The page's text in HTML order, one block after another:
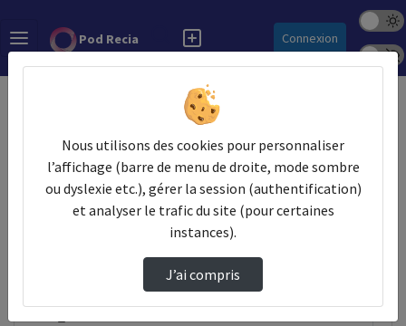
Pod Recia Rechercher Connexion
Mode
Police
Filtres
Types
Nous utilisons des cookies pour personnaliser
l’affichage (barre de menu de droite, mode sombre
ou dyslexie etc.), gérer la session (authentification)
et analyser le trafic du site (pour certaines
instances).
J’ai compris